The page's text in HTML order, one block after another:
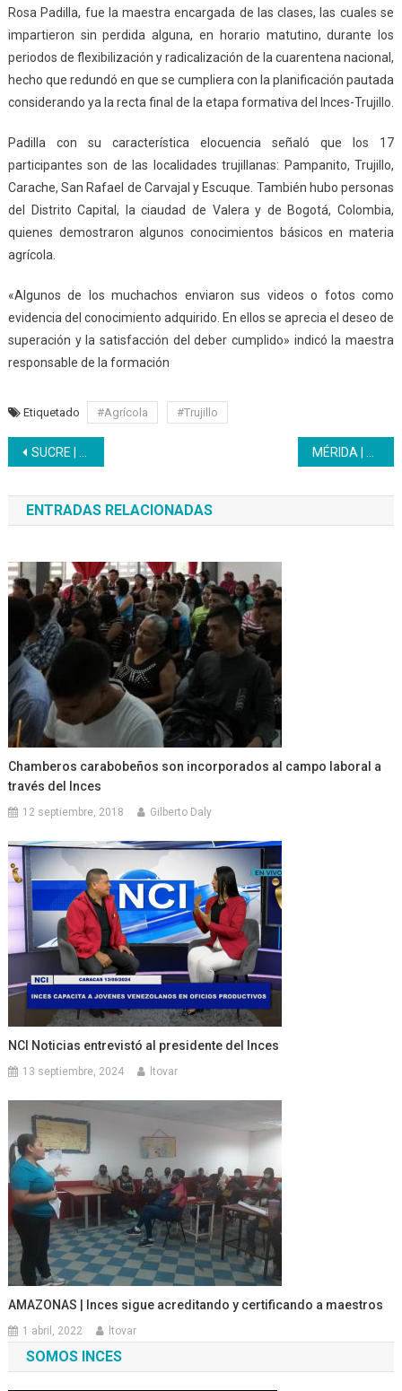
Rosa Padilla, fue la maestra encargada de las clases, las cuales se
impartieron sin perdida alguna, en horario matutino, durante los
periodos de flexibilización y radicalización de la cuarentena nacional,
hecho que redundó en que se cumpliera con la planificación pautada
considerando ya la recta final de la etapa formativa del Inces-Trujillo.
Padilla con su característica elocuencia señaló que los 17
participantes son de las localidades trujillanas: Pampanito, Trujillo,
Carache, San Rafael de Carvajal y Escuque. También hubo personas
del Distrito Capital, la ciaudad de Valera y de Bogotá, Colombia,
quienes demostraron algunos conocimientos básicos en materia
agrícola.
«Algunos de los muchachos enviaron sus videos o fotos como
evidencia del conocimiento adquirido. En ellos se aprecia el deseo de
superación y la satisfacción del deber cumplido» indicó la maestra
responsable de la formación
Etiquetado #Agrícola #Trujillo
Navegación
de
entradas
SUCRE | Brigada textil exhibe sus productos en feria navideña
ENTRADAS RELACIONADAS
Chamberos carabobeños son incorporados al campo laboral a
través del Inces
12 septiembre, 2018 Gilberto Daly
NCI Noticias entrevistó al presidente del Inces
13 septiembre, 2024 ltovar
AMAZONAS | Inces sigue acreditando y certificando a maestros
1 abril, 2022 ltovar
SOMOS INCES